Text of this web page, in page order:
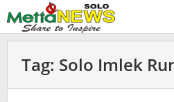
ke
konten
Tag: Solo Imlek